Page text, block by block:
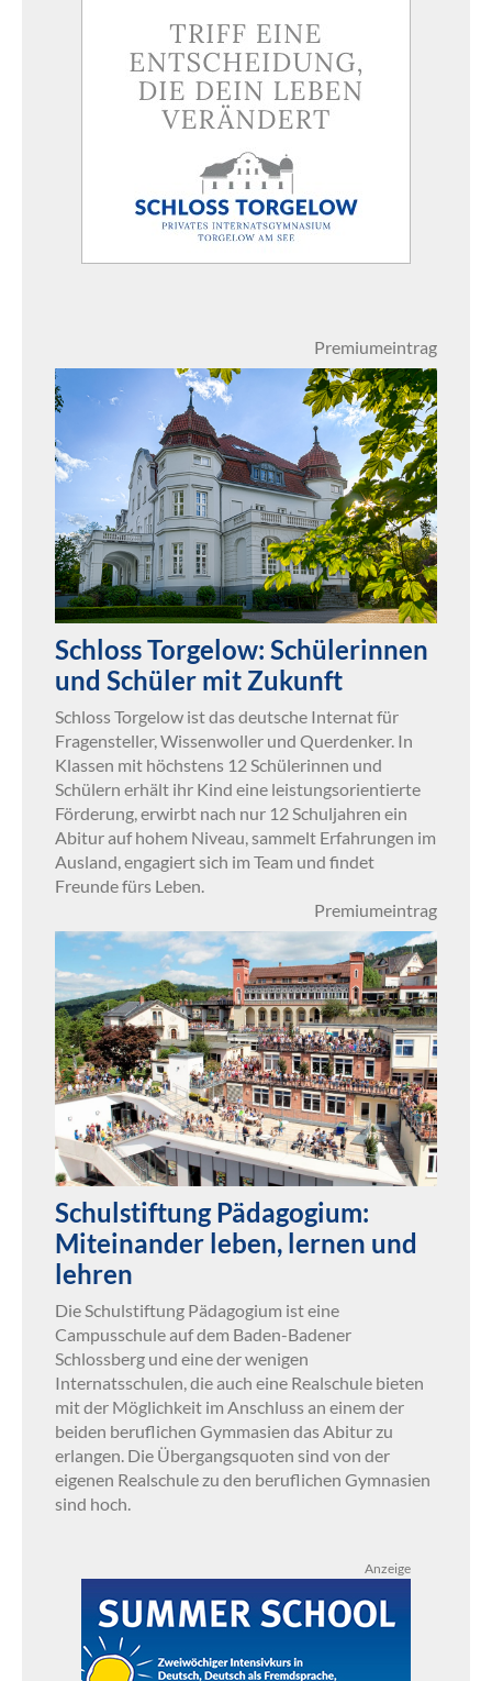
Premiumeintrag
Schloss Torgelow: Schülerinnen
und Schüler mit Zukunft
Schloss Torgelow ist das deutsche Internat für
Fragensteller, Wissenwoller und Querdenker. In
Klassen mit höchstens 12 Schülerinnen und
Schülern erhält ihr Kind eine leistungsorientierte
Förderung, erwirbt nach nur 12 Schuljahren ein
Abitur auf hohem Niveau, sammelt Erfahrungen im
Ausland, engagiert sich im Team und findet
Freunde fürs Leben.
Premiumeintrag
Schulstiftung Pädagogium:
Miteinander leben, lernen und
lehren
Die Schulstiftung Pädagogium ist eine
Campusschule auf dem Baden-Badener
Schlossberg und eine der wenigen
Internatsschulen, die auch eine Realschule bieten
mit der Möglichkeit im Anschluss an einem der
beiden beruflichen Gymmasien das Abitur zu
erlangen. Die Übergangsquoten sind von der
eigenen Realschule zu den beruflichen Gymnasien
sind hoch.
Anzeige